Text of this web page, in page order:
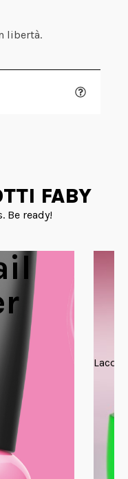
libertà.
FABY
Be ready!